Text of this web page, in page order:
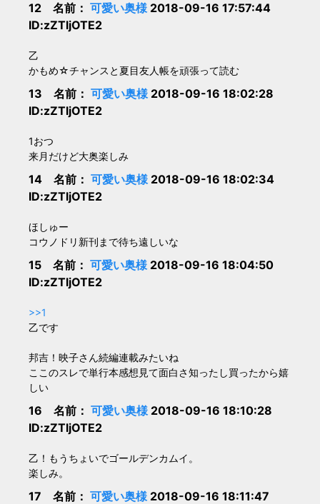
12 名前： 可愛い奥様2018-09-16 17:57:44
ID:zZTljOTE2
乙
かもめ☆チャンスと夏目友人帳を頑張って読む
13 名前： 可愛い奥様2018-09-16 18:02:28
ID:zZTljOTE2
1おつ
来月だけど大奥楽しみ
14 名前： 可愛い奥様2018-09-16 18:02:34
ID:zZTljOTE2
ほしゅー
コウノドリ新刊まで待ち遠しいな
15 名前： 可愛い奥様2018-09-16 18:04:50
ID:zZTljOTE2
>>1
乙です
邦吉！映子さん続編連載みたいね
ここのスレで単行本感想見て面白さ知ったし買ったから嬉
しい
16 名前： 可愛い奥様2018-09-16 18:10:28
ID:zZTljOTE2
乙！もうちょいでゴールデンカムイ。
楽しみ。
17 名前： 可愛い奥様2018-09-16 18:11:47